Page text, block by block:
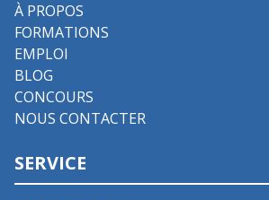
À PROPOS
FORMATIONS
EMPLOI
BLOG
CONCOURS
NOUS CONTACTER
SERVICE